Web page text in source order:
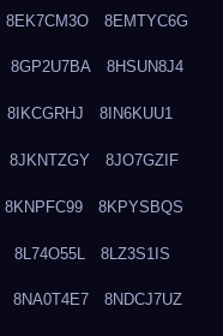
8EK7CM3O 8EMTYC6G
8GP2U7BA 8HSUN8J4
8IKCGRHJ 8IN6KUU1
8JKNTZGY 8JO7GZIF
8KNPFC99 8KPYSBQS
8L74O55L 8LZ3S1IS
8NA0T4E7 8NDCJ7UZ